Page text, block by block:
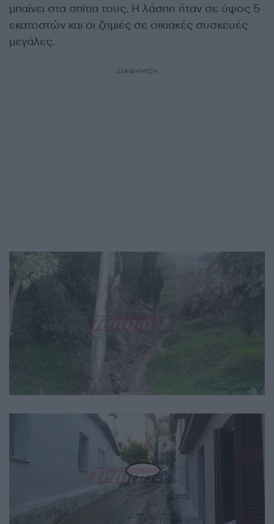
μπαίνει στα σπίτια τους. Η λάσπη ήταν σε ύψος 5
εκατοστών και οι ζημιές σε οικιακές συσκευές
μεγάλες.
ΔΙΑΦΗΜΙΣΗ